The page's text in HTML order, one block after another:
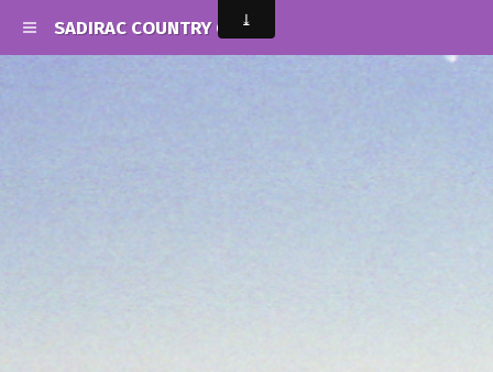
SADIRAC COUNTRY CLUB